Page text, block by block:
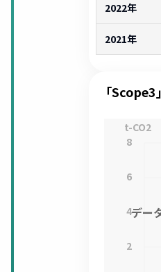
2022年
2021年
「
2
4
6
8
t-CO2
デー